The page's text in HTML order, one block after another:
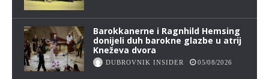
Barokkanerne i Ragnhild Hemsing
donijeli duh barokne glazbe u atrij
Kneževa dvora
DUBROVNIK INSIDER 05/08/2026